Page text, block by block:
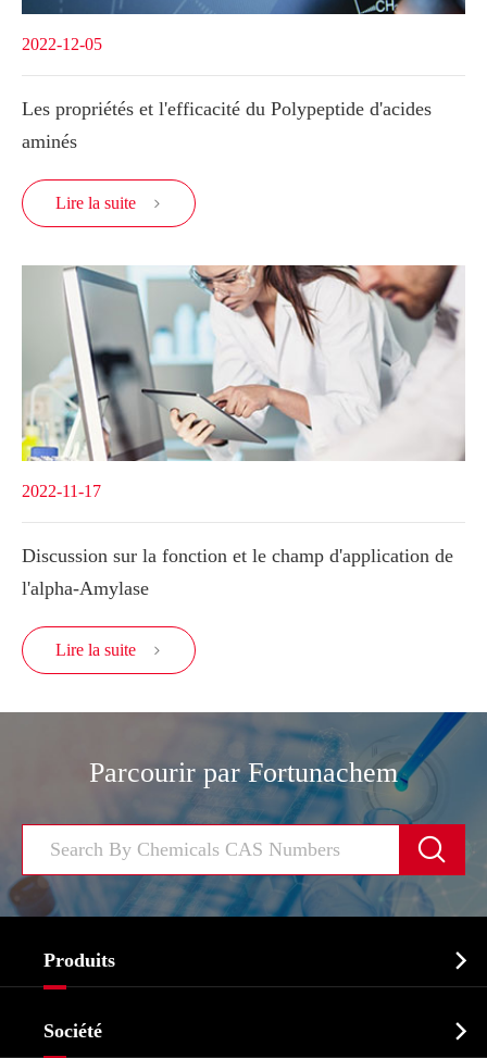
2022-12-05
Les propriétés et l'efficacité du Polypeptide d'acides
aminés
Lire la suite 
2022-11-17
Discussion sur la fonction et le champ d'application de
l'alpha-Amylase
Lire la suite 
Parcourir par Fortunachem

Produits 
Société 